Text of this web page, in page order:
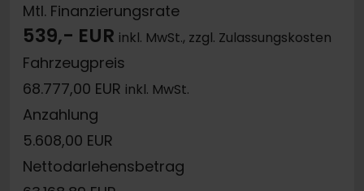
Mtl. Finanzierungsrate
539,- EUR inkl. MwSt., zzgl. Zulassungskosten
Fahrzeugpreis
68.777,00 EUR inkl. MwSt.
Anzahlung
5.608,00 EUR
Nettodarlehensbetrag